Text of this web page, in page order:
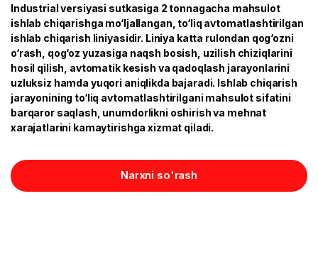
Industrial versiyasi sutkasiga 2 tonnagacha mahsulot
ishlab chiqarishga mo‘ljallangan, to‘liq avtomatlashtirilgan
ishlab chiqarish liniyasidir. Liniya katta rulondan qog‘ozni
o‘rash, qog‘oz yuzasiga naqsh bosish, uzilish chiziqlarini
hosil qilish, avtomatik kesish va qadoqlash jarayonlarini
uzluksiz hamda yuqori aniqlikda bajaradi. Ishlab chiqarish
jarayonining to‘liq avtomatlashtirilgani mahsulot sifatini
barqaror saqlash, unumdorlikni oshirish va mehnat
xarajatlarini kamaytirishga xizmat qiladi.
Narxni so'rash